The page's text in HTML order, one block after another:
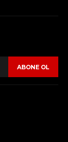
ABONE OL